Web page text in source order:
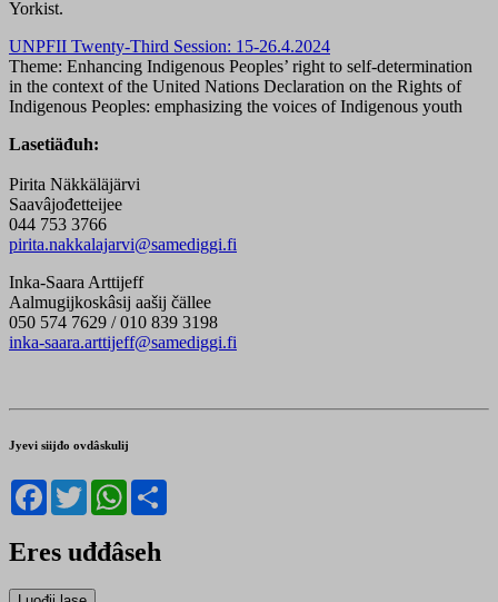
Yorkist.
UNPFII Twenty-Third Session: 15-26.4.2024
Theme: Enhancing Indigenous Peoples’ right to self-determination
in the context of the United Nations Declaration on the Rights of
Indigenous Peoples: emphasizing the voices of Indigenous youth
Lasetiäđuh:
Pirita Näkkäläjärvi
Saavâjođetteijee
044 753 3766
pirita.nakkalajarvi@samediggi.fi
Inka-Saara Arttijeff
Aalmugijkoskâsij aašij čällee
050 574 7629 / 010 839 3198
inka-saara.arttijeff@samediggi.fi
Jyevi siijđo ovdâskulij
Facebook
TwitterWhatsApp
Eres uđđâseh